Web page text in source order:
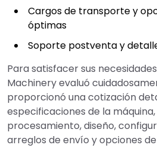
Cargos de transporte y
óptimas
Soporte postventa y
Para satisfacer sus
Machinery evaluó
proporcionó una cotización
especificaciones de la
procesamiento, diseño,
arreglos de envío y opciones